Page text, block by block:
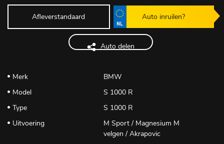
Afleverstandaard Auto inruilen?
Auto delen
Merk
BMW
Model
S 1000 R
Type
S 1000 R
Uitvoering
M Sport / Magnesium M
velgen / Akrapovic